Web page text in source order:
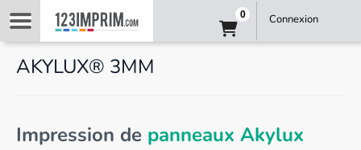
0 Connexion
AKYLUX® 3MM
Impression de panneaux Akylux